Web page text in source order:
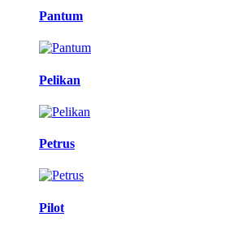
Pantum
Pelikan
Petrus
Pilot